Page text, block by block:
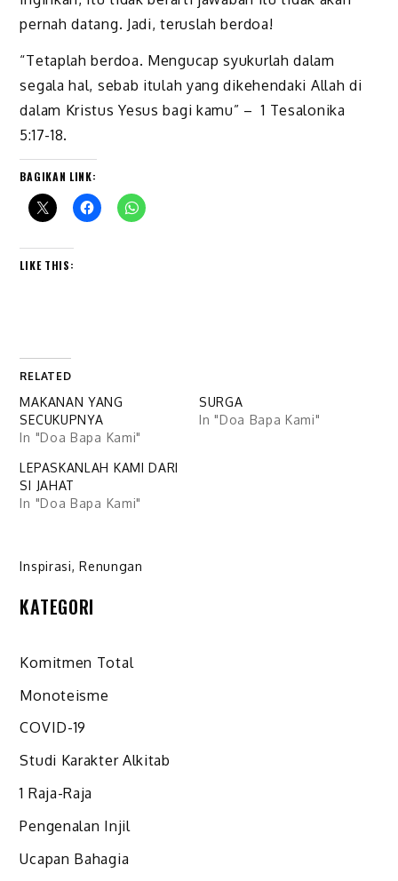
pernah datang. Jadi, teruslah berdoa!
“Tetaplah berdoa. Mengucap syukurlah dalam
segala hal, sebab itulah yang dikehendaki Allah di
dalam Kristus Yesus bagi kamu” – 1 Tesalonika
5:17-18.
BAGIKAN LINK:
LIKE THIS:
RELATED
MAKANAN YANG
SECUKUPNYA
In "Doa Bapa Kami"
SURGA
In "Doa Bapa Kami"
LEPASKANLAH KAMI DARI
SI JAHAT
In "Doa Bapa Kami"
Inspirasi,Renungan
KATEGORI
Komitmen Total
Monoteisme
COVID-19
Studi Karakter Alkitab
1 Raja-Raja
Pengenalan Injil
Ucapan Bahagia